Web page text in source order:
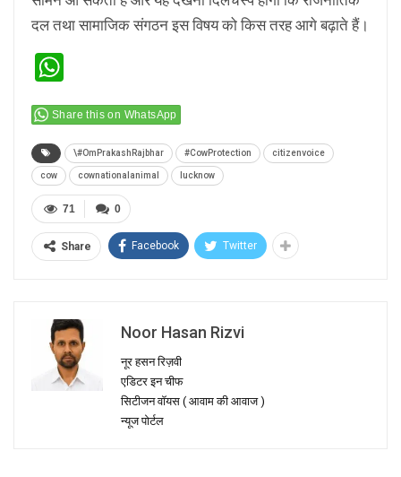
दल तथा सामाजिक संगठन इस विषय को किस तरह आगे बढ़ाते हैं।
Share this on WhatsApp
\#OmPrakashRajbhar #CowProtection citizenvoice
cow cownationalanimal lucknow
0
71
Share Facebook Twitter
Noor Hasan Rizvi
नूर हसन रिज़वी
एडिटर इन चीफ
सिटीजन वॉयस ( आवाम की आवाज )
न्यूज पोर्टल